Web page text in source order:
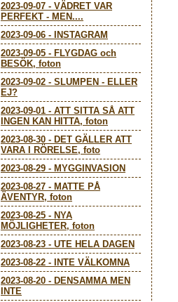
2023-09-07 - VÄDRET VAR
PERFEKT - MEN....
2023-09-06 -
INSTAGRAM
2023-09-05 - FLYGDAG och
BESÖK, foton
2023-09-02 - SLUMPEN - ELLER
EJ?
2023-09-01 - ATT SITTA SÅ ATT
INGEN KAN HITTA, foton
2023-08-30 - DET GÄLLER ATT
VARA I RÖRELSE, foto
2023-08-29 - MYGGINVASION
2023-08-27 - MATTE PÅ
ÄVENTYR, foton
2023-08-25 - NYA
MÖJLIGHETER, foton
2023-08-23 - UTE HELA DAGEN
2023-08-22 -
INTE VÄLKOMNA
2023-08-20 - DENSAMMA MEN
INTE